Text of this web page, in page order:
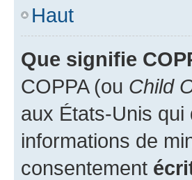
Haut
Que signifie
COPPA (ou Child
aux États-Unis
informations de
consentement